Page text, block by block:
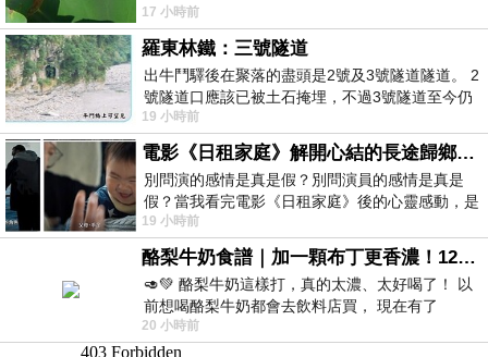
17 小時前
羅東林鐵：三號隧道
出牛鬥驛後在聚落的盡頭是2號及3號隧道隧道。 2
號隧道口應該已被土石掩埋，不過3號隧道至今仍
存在。從台7丙牛鬥橋上往左岸上游方
19 小時前
電影《日租家庭》解開心結的長途歸鄉！能在電影院感受到地理的寬闊和人心的相鄰，真是太棒了！
別問演的感情是真是假？別問演員的感情是真是
假？當我看完電影《日租家庭》後的心靈感動，是
真的。詮釋的情感觸動了人心，就是真情
19 小時前
酪梨牛奶食譜｜加一顆布丁更香濃！120秒完成飲料店級酪梨奶昔｜imami 旗艦豆漿機
🥑💚 酪梨牛奶這樣打，真的太濃、太好喝了！ 以
前想喝酪梨牛奶都會去飲料店買， 現在有了
imami 健康煮藝｜旗艦破壁智慧養生豆漿機，
20 小時前